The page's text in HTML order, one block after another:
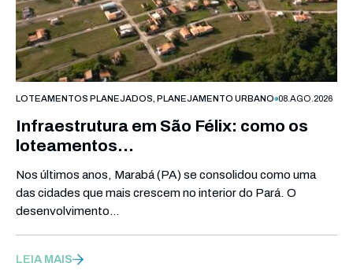
LOTEAMENTOS PLANEJADOS PLANEJAMENTO URBANO 08.AGO.2026
Infraestrutura em São Félix: como os
loteamentos…
Nos últimos anos, Marabá (PA) se consolidou como uma
das cidades que mais crescem no interior do Pará. O
desenvolvimento…
LEIA MAIS